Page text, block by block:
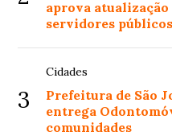
aprova
servidores públicos
3
Cidades
Prefeitura de São
entrega
comunidades